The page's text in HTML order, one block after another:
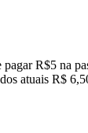
atuais R$